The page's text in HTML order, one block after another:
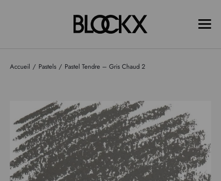
Accueil Pastels Pastel Tendre – Gris Chaud 2